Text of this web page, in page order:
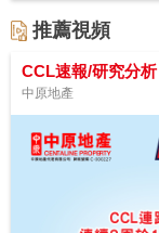
推薦視頻
CCL速報/研究分析
中原地產